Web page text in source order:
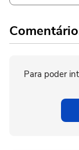
Para poder